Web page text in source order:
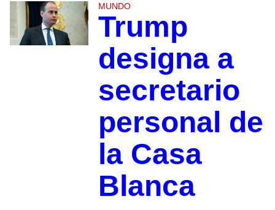
MUNDO
Trump
designa a
secretario
personal de
la Casa
Blanca